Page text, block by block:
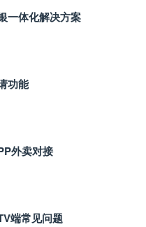
一体化解决方案
功能
外卖对接
端常见问题